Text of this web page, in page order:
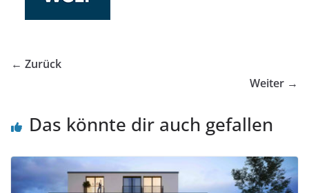
← Zurück
Weiter →
Das könnte dir auch gefallen